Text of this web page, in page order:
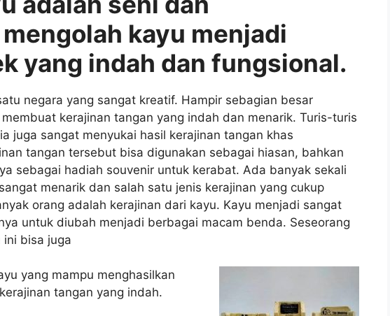
kayu menjadi
yang indah dan fungsional.
negara yang sangat kreatif. Hampir sebagian besar
kerajinan tangan yang indah dan menarik. Turis-turis
juga sangat menyukai hasil kerajinan tangan khas
tangan tersebut bisa digunakan sebagai hiasan, bahkan
sebagai hadiah souvenir untuk kerabat. Ada banyak sekali
menarik dan salah satu jenis kerajinan yang cukup
orang adalah kerajinan dari kayu. Kayu menjadi sangat
untuk diubah menjadi berbagai macam benda. Seseorang
bisa juga
yang mampu menghasilkan
tangan yang indah.